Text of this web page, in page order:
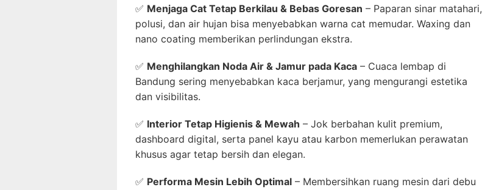
✅ Menjaga Cat Tetap Berkilau & Bebas Goresan – Paparan sinar matahari,
polusi, dan air hujan bisa menyebabkan warna cat memudar. Waxing dan
nano coating memberikan perlindungan ekstra.
✅ Menghilangkan Noda Air & Jamur pada Kaca – Cuaca lembap di
Bandung sering menyebabkan kaca berjamur, yang mengurangi estetika
dan visibilitas.
✅ Interior Tetap Higienis & Mewah – Jok berbahan kulit premium,
dashboard digital, serta panel kayu atau karbon memerlukan perawatan
khusus agar tetap bersih dan elegan.
✅ Performa Mesin Lebih Optimal – Membersihkan ruang mesin dari debu